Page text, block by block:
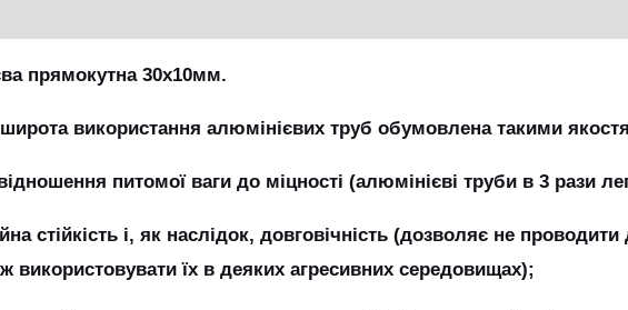
прямокутна 30х10мм.
широта використання алюмінієвих труб обумовлена такими
питомої ваги до міцності (алюмінієві труби в 3 рази
стійкість і, як наслідок, довговічність (дозволяє не
використовувати їх в деяких агресивних середовищах);